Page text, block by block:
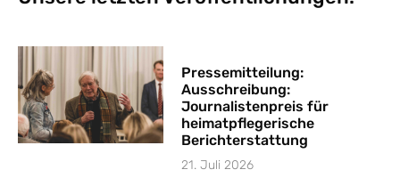
Pressemitteilung:
Ausschreibung:
Journalistenpreis für
heimatpflegerische
Berichterstattung
21. Juli 2026